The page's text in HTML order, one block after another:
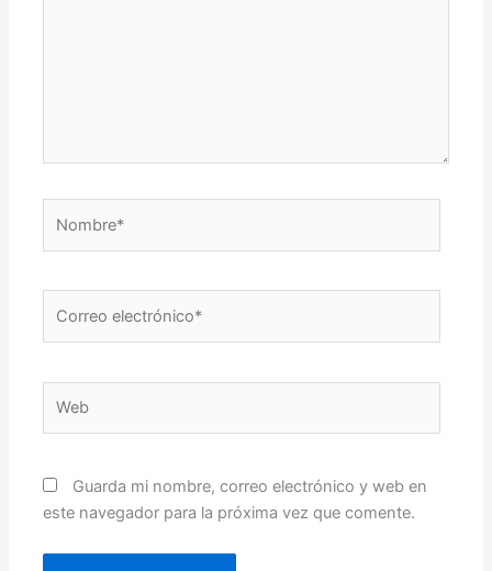
electrónico*
Guarda mi nombre, correo electrónico y web en
este navegador para la próxima vez que comente.